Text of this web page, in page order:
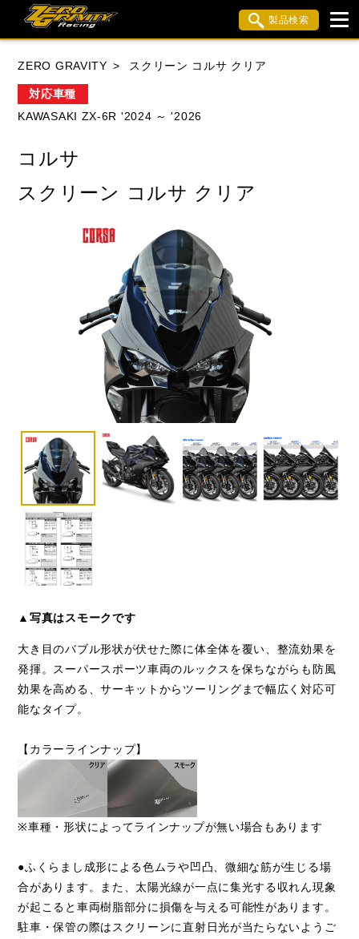
製品検索
閉じる
ZERO GRAVITY スクリーン コルサ クリア
対応車種
KAWASAKI ZX-6R '2024 ～ '2026
コルサ
スクリーン コルサ クリア
▲写真はスモークです
大き目のバブル形状が伏せた際に体全体を覆い、整流効果を
発揮。スーパースポーツ車両のルックスを保ちながらも防風
効果を高める、サーキットからツーリングまで幅広く対応可
能なタイプ。
【カラーラインナップ】
※車種・形状によってラインナップが無い場合もあります
●ふくらまし成形による色ムラや凹凸、微細な筋が生じる場
合があります。また、太陽光線が一点に集光する収れん現象
が起こると車両樹脂部分に損傷を与える可能性があります。
駐車・保管の際はスクリーンに直射日光が当たらないようご